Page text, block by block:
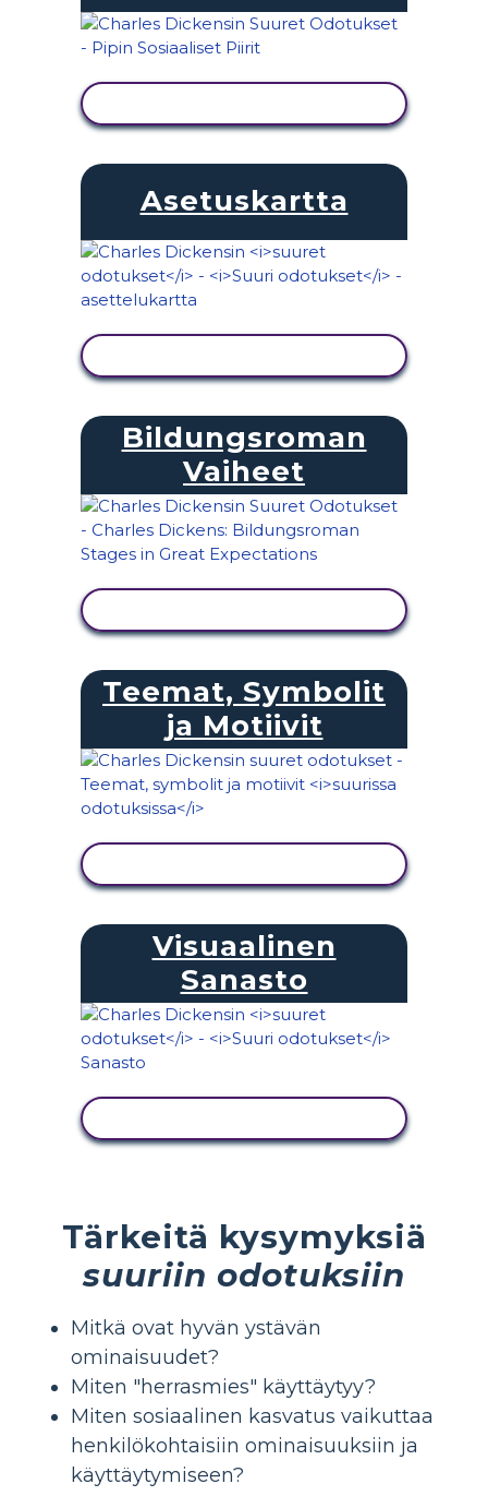
Asetuskartta
Bildungsroman
Vaiheet
Teemat, Symbolit
ja Motiivit
Visuaalinen
Sanasto
Tärkeitä kysymyksiä
suuriin odotuksiin
Mitkä ovat hyvän ystävän
ominaisuudet?
Miten "herrasmies" käyttäytyy?
Miten sosiaalinen kasvatus vaikuttaa
henkilökohtaisiin ominaisuuksiin ja
käyttäytymiseen?